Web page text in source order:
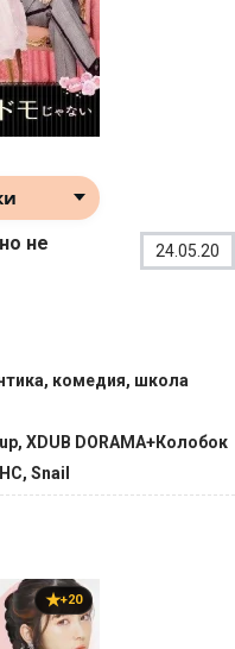
не
24.05.20
комедия, школа
XDUB DORAMA+Колобок
Snail
+20